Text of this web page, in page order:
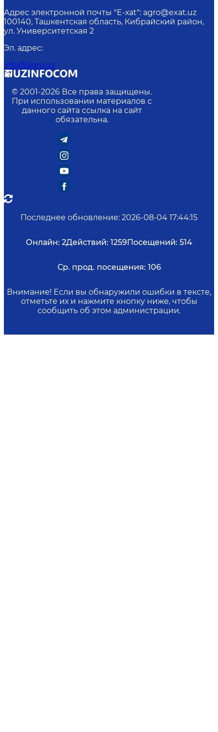
Адрес электронной почты "Е-хаt": agro@exat.uz
100140, Ташкентская область, Кибрайский район,
ул. Университетская 2
Эл. адрес:
info@agro.uz
© 2001-2026 Все права защищены.
При использовании материалов с
данного сайта ссылка на сайт
обязательна.
Последнее обновление: 2026-08-04 17:44:15
Онлайн: 2Действий: 1259Посещений: 514
Ср. прод. посещения: 106
Внимание! Если вы обнаружили ошибки в тексте,
отметьте их и нажмите кнопку ниже, чтобы
сообщить об этом администрации.